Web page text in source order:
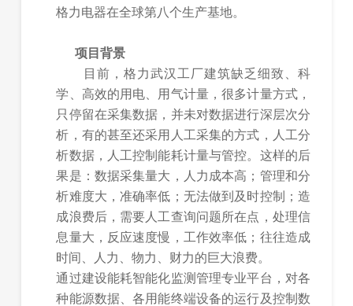
格力电器在全球第八个生产基地。
项目背景
目前，格力武汉工厂建筑缺乏细致、科
学、高效的用电、用气计量，很多计量方式，
只停留在采集数据，并未对数据进行深层次分
析，有的甚至还采用人工采集的方式，人工分
析数据，人工控制能耗计量与管控。这样的后
果是：数据采集量大，人力成本高；管理和分
析难度大，准确率低；无法做到及时控制；造
成浪费后，需要人工查询问题所在点，处理信
息量大，反应速度慢，工作效率低；往往造成
时间、人力、物力、财力的巨大浪费。
通过建设能耗智能化监测管理专业平台，对各
种能源数据、各用能终端设备的运行及控制数